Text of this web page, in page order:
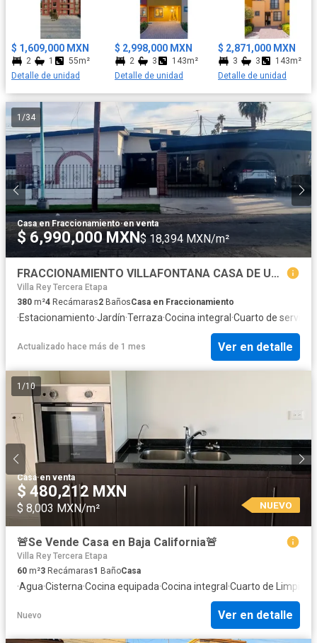
para aire acondicionado. El roof garden de todas las viviendas
cuentan con medio baño, pergolado con vidrio templado, fire pet,
preparación para jacuzzi y cocineta. Amenidades: - Áreas verdes
con asadores. - Juegos infantiles. - Canchas de usos múltiples. -
Canchas de pasto sintético. - Cancha de pádel. - Andadores con
500 metros de Liverpool. Aceptamos todo tipo de crédito y
asesoría gratis, aparta con $10,000.00
$ 1,609,000 MXN
2 1
55m²
Detalle de unidad
$ 2,998,000 MXN
2 3
143m²
Detalle de unidad
$ 2,871,000 MXN
3 3
143m²
Detalle de unidad
1 /34
Casa en Fraccionamiento·en venta
$ 6,990,000 MXN $ 18,394 MXN/m²
FRACCIONAMIENTO VILLAFONTANA CASA DE UNA PLANTA
Villa Rey Tercera Etapa
380 m²4 Recámaras2 BañosCasa en Fraccionamiento
·Estacionamiento·Jardín·Terraza·Cocina integral ·Cuarto de servicio
Actualizado hace más de 1 mes Ver en detalle
1 /10
Casa·en venta
$ 480,212 MXN
$ 8,003 MXN/m² NUEVO
🚨Se Vende Casa en Baja California🚨
Villa Rey Tercera Etapa
60 m²3 Recámaras1 BañoCasa
·Agua·Cisterna·Cocina equipada·Cocina integral ·Cuarto de Limpieza
Nuevo Ver en detalle